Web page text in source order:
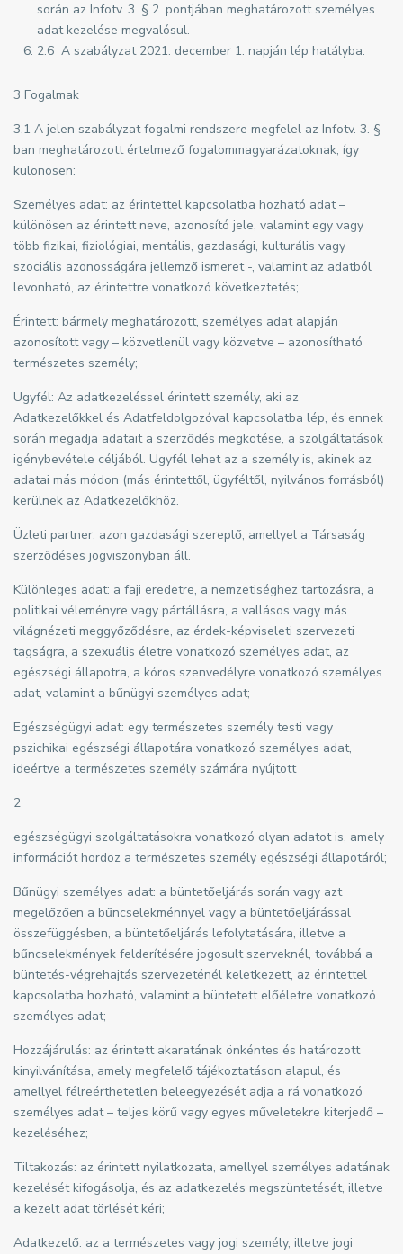
során az Infotv. 3. § 2. pontjában meghatározott személyes
adat kezelése megvalósul.
2.6 A szabályzat 2021. december 1. napján lép hatályba.
3 Fogalmak
3.1 A jelen szabályzat fogalmi rendszere megfelel az Infotv. 3. §-
ban meghatározott értelmező fogalommagyarázatoknak, így
különösen:
Személyes adat: az érintettel kapcsolatba hozható adat –
különösen az érintett neve, azonosító jele, valamint egy vagy
több fizikai, fiziológiai, mentális, gazdasági, kulturális vagy
szociális azonosságára jellemző ismeret -, valamint az adatból
levonható, az érintettre vonatkozó következtetés;
Érintett: bármely meghatározott, személyes adat alapján
azonosított vagy – közvetlenül vagy közvetve – azonosítható
természetes személy;
Ügyfél: Az adatkezeléssel érintett személy, aki az
Adatkezelőkkel és Adatfeldolgozóval kapcsolatba lép, és ennek
során megadja adatait a szerződés megkötése, a szolgáltatások
igénybevétele céljából. Ügyfél lehet az a személy is, akinek az
adatai más módon (más érintettől, ügyféltől, nyilvános forrásból)
kerülnek az Adatkezelőkhöz.
Üzleti partner: azon gazdasági szereplő, amellyel a Társaság
szerződéses jogviszonyban áll.
Különleges adat: a faji eredetre, a nemzetiséghez tartozásra, a
politikai véleményre vagy pártállásra, a vallásos vagy más
világnézeti meggyőződésre, az érdek-képviseleti szervezeti
tagságra, a szexuális életre vonatkozó személyes adat, az
egészségi állapotra, a kóros szenvedélyre vonatkozó személyes
adat, valamint a bűnügyi személyes adat;
Egészségügyi adat: egy természetes személy testi vagy
pszichikai egészségi állapotára vonatkozó személyes adat,
ideértve a természetes személy számára nyújtott
2
egészségügyi szolgáltatásokra vonatkozó olyan adatot is, amely
információt hordoz a természetes személy egészségi állapotáról;
Bűnügyi személyes adat: a büntetőeljárás során vagy azt
megelőzően a bűncselekménnyel vagy a büntetőeljárással
összefüggésben, a büntetőeljárás lefolytatására, illetve a
bűncselekmények felderítésére jogosult szerveknél, továbbá a
büntetés-végrehajtás szervezeténél keletkezett, az érintettel
kapcsolatba hozható, valamint a büntetett előéletre vonatkozó
személyes adat;
Hozzájárulás: az érintett akaratának önkéntes és határozott
kinyilvánítása, amely megfelelő tájékoztatáson alapul, és
amellyel félreérthetetlen beleegyezését adja a rá vonatkozó
személyes adat – teljes körű vagy egyes műveletekre kiterjedő –
kezeléséhez;
Tiltakozás: az érintett nyilatkozata, amellyel személyes adatának
kezelését kifogásolja, és az adatkezelés megszüntetését, illetve
a kezelt adat törlését kéri;
Adatkezelő: az a természetes vagy jogi személy, illetve jogi